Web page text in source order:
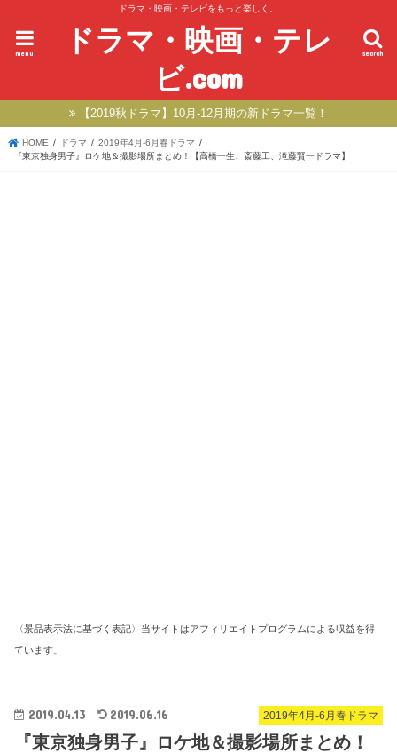
ドラマ・映画・テレビをもっと楽しく。
ドラマ・映画・テレ
ビ.com
search
menu
【2019秋ドラマ】10月-12月期の新ドラマ一覧！
HOME ドラマ
2019年4月-6月春ドラマ
『東京独身男子』ロケ地＆撮影場所まとめ！【高橋一生、斎藤工、滝藤賢一ドラマ】
〈景品表示法に基づく表記〉当サイトはアフィリエイトプログラムによる収益を得
ています。
2019年4月-6月春ドラマ
2019.04.13 2019.06.16
『東京独身男子』ロケ地＆撮影場所まとめ！